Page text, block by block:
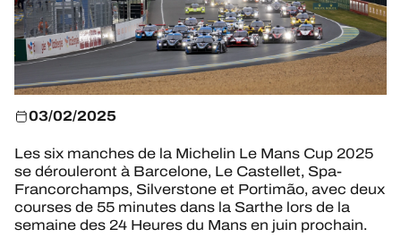
FIAWEC
ELMS
MLMC
ALMS
03/02/2025
Les six manches de la Michelin Le Mans Cup 2025
se dérouleront à Barcelone, Le Castellet, Spa-
Francorchamps, Silverstone et Portimão, avec deux
courses de 55 minutes dans la Sarthe lors de la
semaine des 24 Heures du Mans en juin prochain.